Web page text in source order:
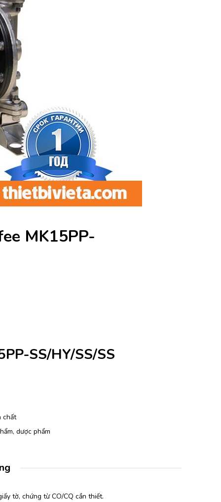
MK15PP-
SS/HY/SS/SS
chất
dược phẩm
tờ, chứng từ CO/CQ cần thiết.